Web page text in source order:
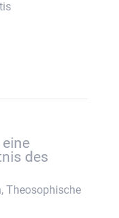
des
Theosophische